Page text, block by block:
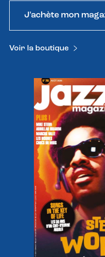
J'achète mon
Voir la boutique